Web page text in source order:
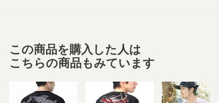
この商品を購入した人は
こちらの商品もみています